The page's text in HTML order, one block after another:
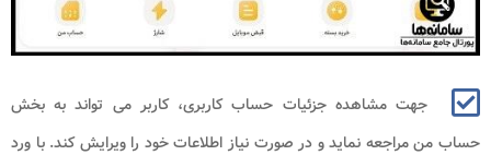
جهت مشاهده جزئیات حساب کاربری، کاربر می تواند به بخش
حساب من مراجعه نماید و در صورت نیاز اطلاعات خود را ویرایش کند. با ورد